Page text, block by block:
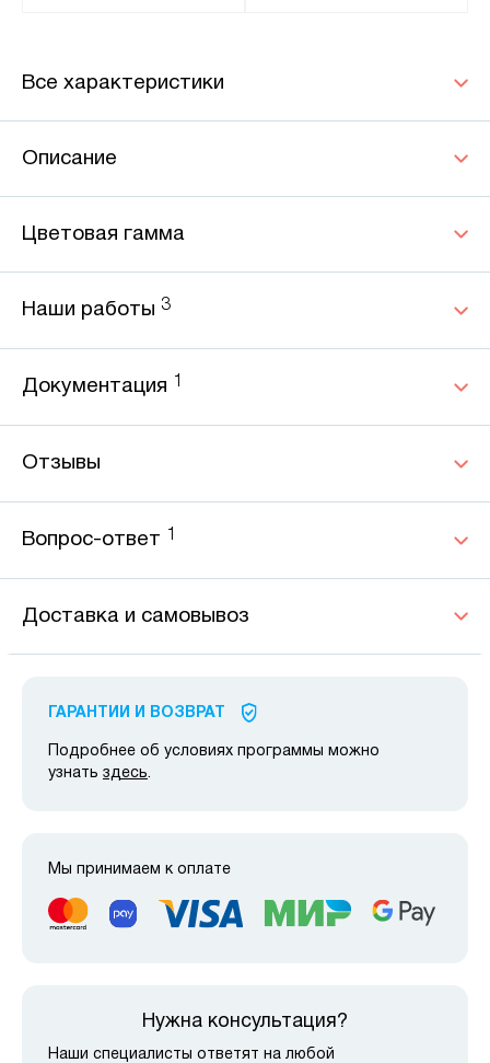
Все характеристики
Описание
Цветовая гамма
Наши работы 3
Документация
Отзывы
Вопрос-ответ
Доставка и самовывоз
ГАРАНТИИ И ВОЗВРАТ
Подробнее об условиях программы можно
узнать здесь.
Мы принимаем к оплате
Нужна консультация?
Наши специалисты ответят на любой